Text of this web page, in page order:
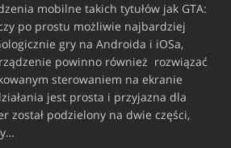
mobilne takich tytułów jak GTA:
po prostu możliwie najbardziej
gry na Androida i iOSa,
powinno również rozwiązać
sterowaniem na ekranie
jest prosta i przyjazna dla
został podzielony na dwie części,